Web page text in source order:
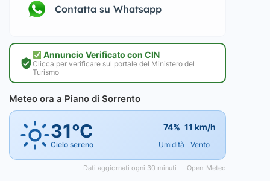
Contatta su Whatsapp
Annuncio Verificato con CIN
Clicca per verificare sul portale del Ministero del
Turismo
Meteo ora a Piano di Sorrento
31°C
Cielo sereno
74%
Umidità
11 km/h
Vento
Dati aggiornati ogni 30 minuti — Open-Meteo